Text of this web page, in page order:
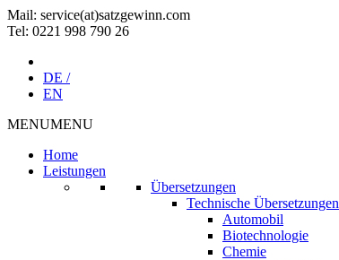
Mail: service(at)satz­gewinn.com
Tel: 0221 998 790 26
DE /
EN
MENUMENU
Home
Leistungen
Übersetzungen
Technische Übersetzungen
Automobil
Biotechnologie
Chemie